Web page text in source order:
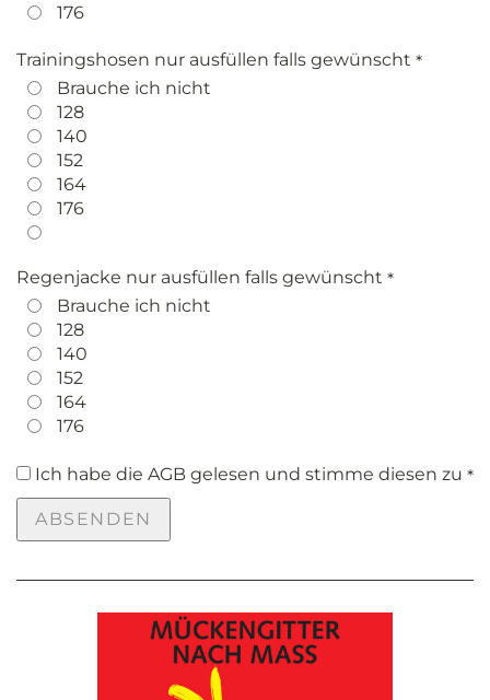
176
Trainingshosen nur ausfüllen falls gewünscht *
Brauche ich nicht
128
140
152
164
176
Regenjacke nur ausfüllen falls gewünscht *
Brauche ich nicht
128
140
152
164
176
Ich habe die AGB gelesen und stimme diesen zu *
ABSENDEN